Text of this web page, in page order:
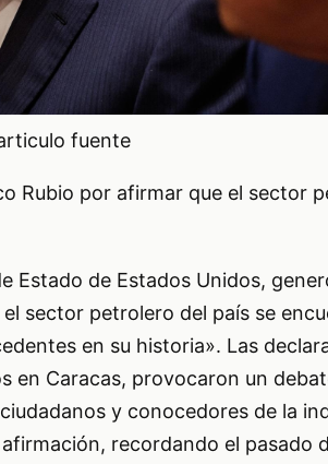
fuente
Rubio por afirmar que el sector
Estado de Estados Unidos,
sector petrolero del país se
en su historia». Las
en Caracas, provocaron un
y conocedores de la
recordando el pasado